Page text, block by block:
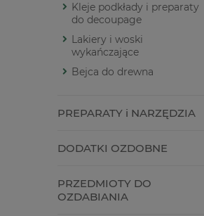
Kleje podkłady i preparaty
do decoupage
Lakiery i woski
wykańczające
Bejca do drewna
PREPARATY i NARZĘDZIA
DODATKI OZDOBNE
PRZEDMIOTY DO
OZDABIANIA